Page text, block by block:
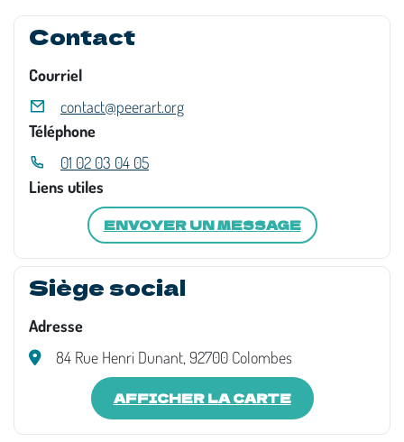
Contact
Courriel
contact@peerart.org
Téléphone
01 02 03 04 05
Liens utiles
ENVOYER UN MESSAGE
Siège social
Adresse
84 Rue Henri Dunant, 92700 Colombes
AFFICHER LA CARTE